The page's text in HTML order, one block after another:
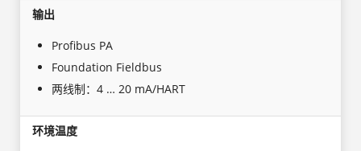
输出
Profibus PA
Foundation Fieldbus
两线制：4 … 20 mA/HART
环境温度